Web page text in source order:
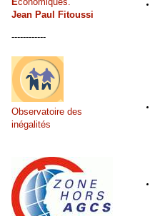
Jean Paul Fitoussi
------------
Observatoire des
inégalités